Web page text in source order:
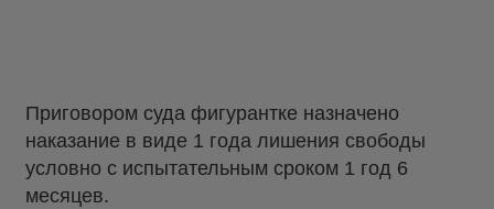
Приговором суда фигурантке назначено
наказание в виде 1 года лишения свободы
условно с испытательным сроком 1 год 6
месяцев.